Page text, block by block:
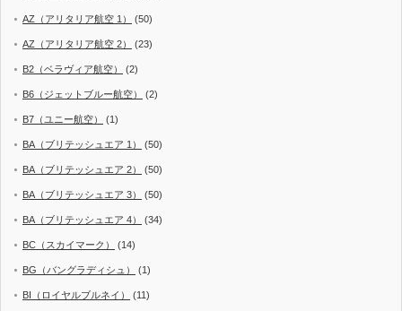
AZ（アリタリア航空 1） (50)
AZ（アリタリア航空 2） (23)
B2（ベラヴィア航空） (2)
B6（ジェットブルー航空） (2)
B7（ユニー航空） (1)
BA（ブリテッシュエア 1） (50)
BA（ブリテッシュエア 2） (50)
BA（ブリテッシュエア 3） (50)
BA（ブリテッシュエア 4） (34)
BC（スカイマーク） (14)
BG（バングラディシュ） (1)
BI（ロイヤルブルネイ） (11)